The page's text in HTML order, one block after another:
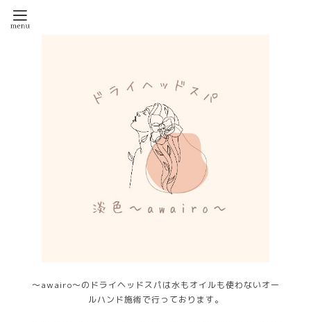
～awairo～のドライヘッドスパは水もオイルも使わないオー
ルハンド施術で行っております。